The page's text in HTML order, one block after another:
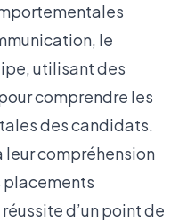
le
utilisant des
comprendre les
des candidats.
leur compréhension
placements
d’un point de